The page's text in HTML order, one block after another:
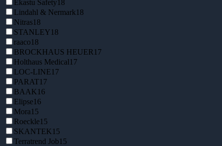
Ekastu Safety18
Lindahl & Nermark18
Nitras18
STANLEY18
raaco18
BROCKHAUS HEUER 17
Holthaus Medical17
LOC-LINE17
PARAT17
BAAK 16
Elipse16
Mora15
Roeckle15
SKANTEK 15
Terratrend Job15